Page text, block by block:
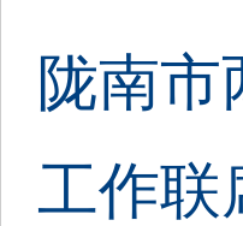
陇南
工作联